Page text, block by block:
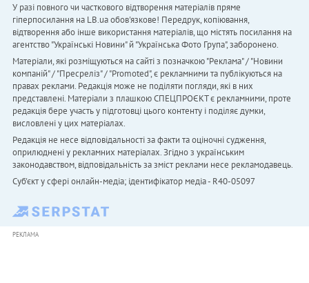
У разі повного чи часткового відтворення матеріалів пряме
гіперпосилання на LB.ua обов'язкове! Передрук, копіювання,
відтворення або інше використання матеріалів, що містять посилання на
агентство "Українськi Новини" й "Українська Фото Група", заборонено.
Матеріали, які розміщуються на сайті з позначкою "Реклама" / "Новини
компаній" / "Пресреліз" / "Promoted", є рекламними та публікуються на
правах реклами. Редакція може не поділяти погляди, які в них
представлені. Матеріали з плашкою СПЕЦПРОЄКТ є рекламними, проте
редакція бере участь у підготовці цього контенту і поділяє думки,
висловлені у цих матеріалах.
Редакція не несе відповідальності за факти та оціночні судження,
оприлюднені у рекламних матеріалах. Згідно з українським
законодавством, відповідальність за зміст реклами несе рекламодавець.
Cуб'єкт у сфері онлайн-медіа; ідентифікатор медіа - R40-05097
РЕКЛАМА